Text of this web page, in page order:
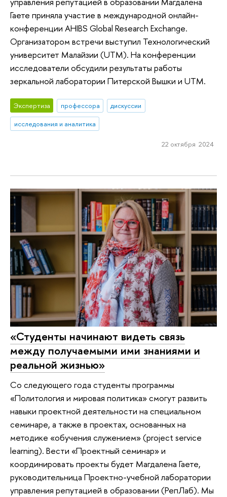
Гаете приняла участие в международной онлайн-
конференции AHIBS Global Research Exchange.
Организатором встречи выступил Технологический
университет Малайзии (UTM). На конференции
исследователи обсудили результаты работы
зеркальной лаборатории Питерской Вышки и UTM.
Экспертиза профессора
дискуссии
исследования и аналитика
22 октября 2024
«Студенты начинают видеть связь
между получаемыми ими знаниями и
реальной жизнью»
Со следующего года студенты программы
«Политология и мировая политика» смогут развить
навыки проектной деятельности на специальном
семинаре, а также в проектах, основанных на
методике «обучения служением» (project service
learning). Вести «Проектный семинар» и
координировать проекты будет Магдалена Гаете,
руководительница Проектно-учебной лаборатории
управления репутацией в образовании (РепЛаб). Мы